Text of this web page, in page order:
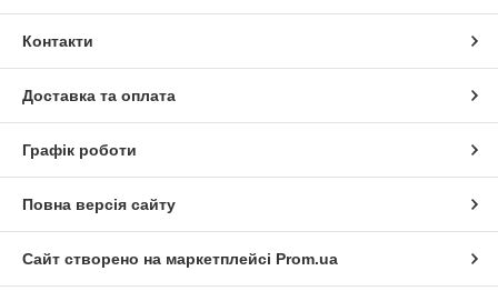
Контакти
Доставка та оплата
Графік роботи
Повна версія сайту
Сайт створено на маркетплейсі Prom.ua